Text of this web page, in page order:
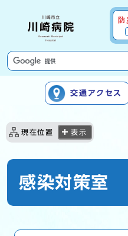
防
交通アクセス
現在位置 表示
感染対策室